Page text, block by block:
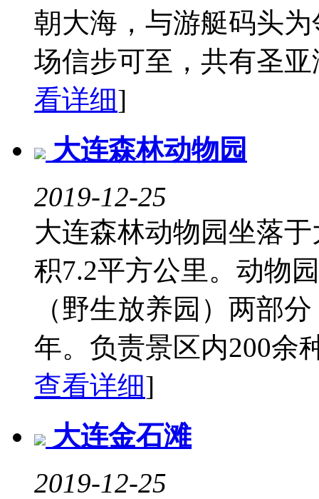
朝大海，与游艇码头
场信步可至，共有圣
看详细]
大连森林动物园
2019-12-25
大连森林动物园坐落
积7.2平方公里。动物
（野生放养园）两部
年。负责景区内200余
查看详细]
大连金石滩
2019-12-25